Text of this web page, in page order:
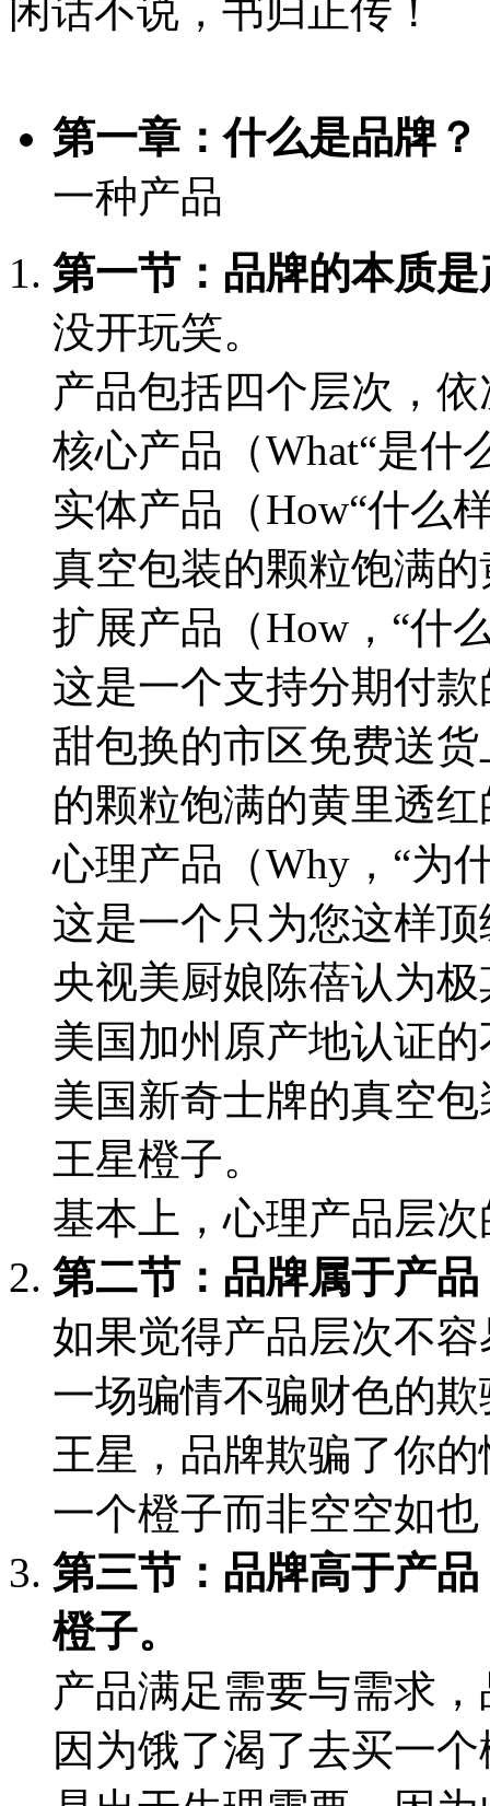
闲话不说，书归正传！
第一章：什么是品牌？
一种产品
第一节：品牌的本质
没开玩笑。
产品包括四个层次，
核心产品 （What“是
实体产品 （How“什么
真空包装的颗粒饱满
扩展产品 （How，“什
这是一个支持分期付
甜包换的市区免费送
的颗粒饱满的黄里透
心理产品 （Why，“为
这是一个只为您这样
央视美厨娘陈蓓认为
美国加州原产地认证
美国新奇士牌的真空
王星橙子。
基本上，心理产品层
第二节：品牌属于产
如果觉得产品层次不
一场骗情不骗财色的
王星，品牌欺骗了你
一个橙子而非空空如
第三节：品牌高于产
橙子。
产品满足需要与需求
因为饿了渴了去买一